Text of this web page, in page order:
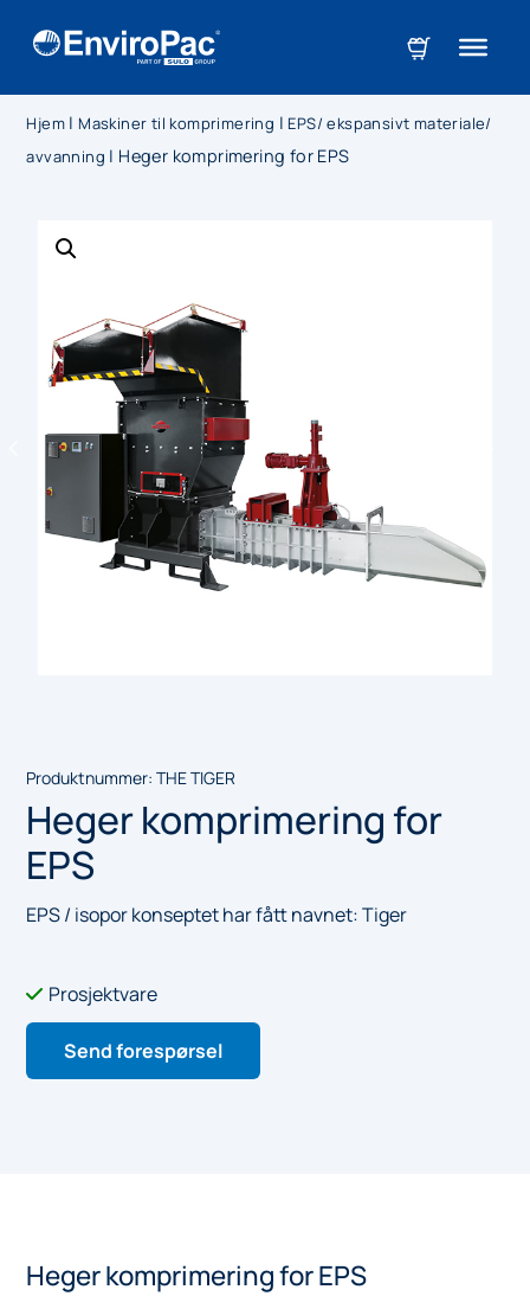
Hjem | Maskiner til komprimering | EPS/ ekspansivt materiale/
avvanning | Heger komprimering for EPS
Produktnummer:THE TIGER
Heger komprimering for
EPS
EPS / isopor konseptet har fått navnet: Tiger
 Prosjektvare
Send forespørsel
Heger komprimering for EPS